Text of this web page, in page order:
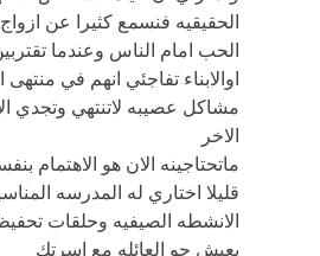
الحقيقيه فنسمع كثيرا عن
الحب امام الناس وعندما
اوالابناء تفاجئي انهم في
مشاكل عصيبه لاتنتهي وتجدي
الاخر
ماتحتاجينه الان هو الاهتمام
قليلا اختاري له المدرسه
الانشطه الصيفيه وحلقات
يعيش جو العائله مع اسرتك